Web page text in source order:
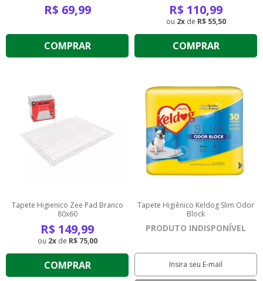
R$ 69,99
COMPRAR
R$ 110,99
2 de R$ 55,50
COMPRAR
Tapete Higienico Zee Pad Branco
80x60
R$ 149,99
2 de R$ 75,00
COMPRAR
Tapete Higiênico Keldog Slim Odor
Block
PRODUTO INDISPONÍVEL